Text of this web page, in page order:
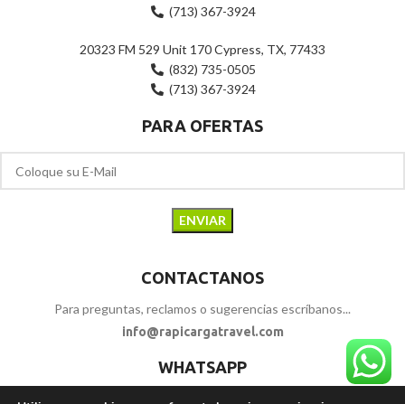
(713) 367-3924
20323 FM 529 Unit 170 Cypress, TX, 77433
(832) 735-0505
(713) 367-3924
PARA OFERTAS
CONTACTANOS
Para preguntas, reclamos o sugerencias escríbanos...
info@rapicargatravel.com
WHATSAPP